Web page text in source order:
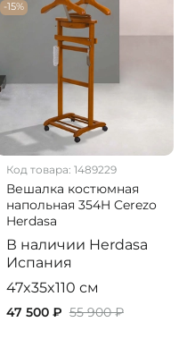
-15%
Код товара: 1489229
Вешалка костюмная
напольная 354H Cerezo
Herdasa
В наличии Herdasa
Испания
47x35x110 см
47 500 ₽ 55 900 ₽